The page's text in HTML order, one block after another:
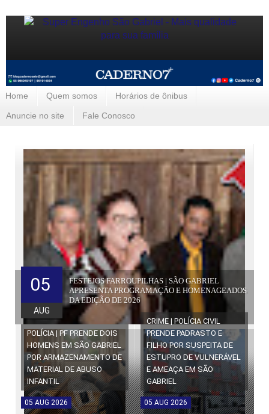
Home Quem somos Horários de ônibus
Anuncie no site Fale Conosco
FESTEJOS FARROUPILHAS | SÃO GABRIEL
APRESENTA PROGRAMAÇÃO E HOMENAGEADOS
DA EDIÇÃO DE 2026
05
AUG
POLÍCIA | PF PRENDE DOIS
HOMENS EM SÃO GABRIEL
POR ARMAZENAMENTO DE
MATERIAL DE ABUSO
INFANTIL
05 AUG 2026
CRIME | POLÍCIA CIVIL
PRENDE PADRASTO E
FILHO POR SUSPEITA DE
ESTUPRO DE VULNERÁVEL
E AMEAÇA EM SÃO
GABRIEL
05 AUG 2026